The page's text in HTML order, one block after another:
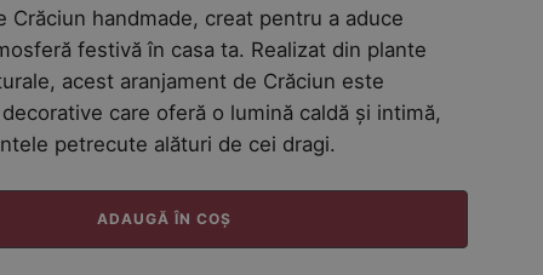
Crăciun handmade, creat pentru a aduce
festivă în casa ta. Realizat din plante
acest aranjament de Crăciun este
care oferă o lumină caldă și intimă,
petrecute alături de cei dragi.
ADAUGĂ ÎN COȘ